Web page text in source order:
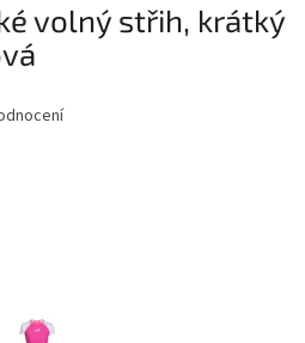
volný střih, krátký